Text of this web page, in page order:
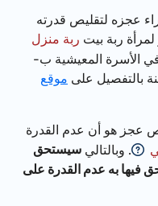
لتقليص قدرته
ربة منزل
الأسرة المعيشية ب-
موقع
هو أن عدم القدرة
. وبالتاليسيستحق
به عدم القدرة على